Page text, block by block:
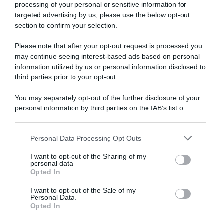
processing of your personal or sensitive information for
targeted advertising by us, please use the below opt-out
section to confirm your selection.
Please note that after your opt-out request is processed you
may continue seeing interest-based ads based on personal
information utilized by us or personal information disclosed to
third parties prior to your opt-out.
You may separately opt-out of the further disclosure of your
personal information by third parties on the IAB’s list of
This information may also be disclosed by us to third parties
disclose it to other third parties.
Please note that this website/app uses one or more Google
services and may gather and store information including but
not limited to your visit or usage behaviour. You may click to
grant or deny consent to Google and its third-party tags to
Personal Data Processing Opt Outs
I want to opt-out of the Sharing of my
personal data.
Opted In
I want to opt-out of the Sale of my
Personal Data.
Opted In